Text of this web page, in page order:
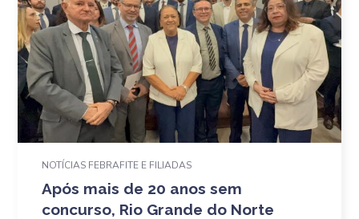
NOTÍCIAS FEBRAFITE E FILIADAS
Após mais de 20 anos sem
concurso, Rio Grande do Norte